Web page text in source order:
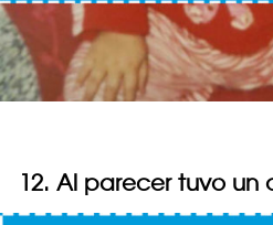
12. Al parecer tuvo un